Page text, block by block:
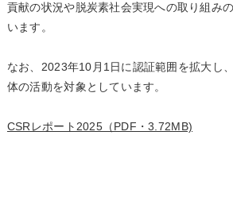
貢献の状況や脱炭素社会実現への取り組み
います。
なお、2023年10月1日に認証範囲を拡大し
体の活動を対象としています。
CSRレポート2025（PDF・3.72MB)